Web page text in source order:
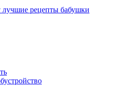
лучшие рецепты бабушки